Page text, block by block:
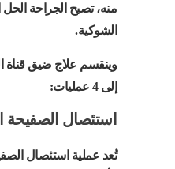
منه، تصبح الجراحة الحل
الشوكية.
وينقسم علاج ضيق قناة
إلى 4 عمليات:
استئصال الصفيحة
تُعد عملية استئصال